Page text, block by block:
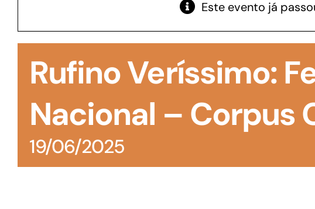
manutenção de estoques e despesas operacionais
Este evento já
Rufino Veríssimo:
Nacional – Corpus
19/06/2025